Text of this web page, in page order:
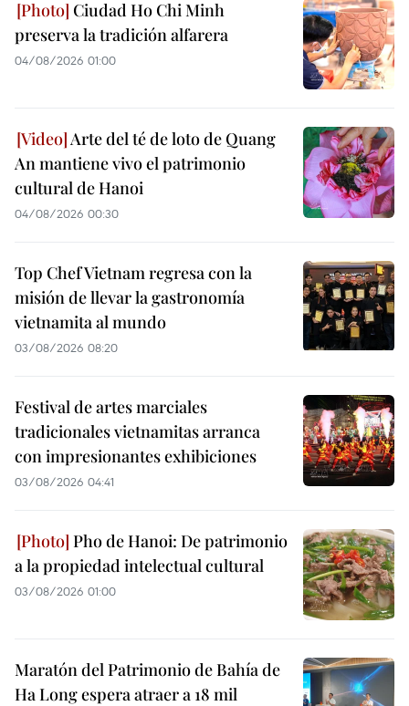
Ciudad Ho Chi Minh
preserva la tradición alfarera
04/08/2026 01:00
Arte del té de loto de Quang
An mantiene vivo el patrimonio
cultural de Hanoi
04/08/2026 00:30
Top Chef Vietnam regresa con la
misión de llevar la gastronomía
vietnamita al mundo
03/08/2026 08:20
Festival de artes marciales
tradicionales vietnamitas arranca
con impresionantes exhibiciones
03/08/2026 04:41
Pho de Hanoi: De patrimonio
a la propiedad intelectual cultural
03/08/2026 01:00
Maratón del Patrimonio de Bahía de
Ha Long espera atraer a 18 mil